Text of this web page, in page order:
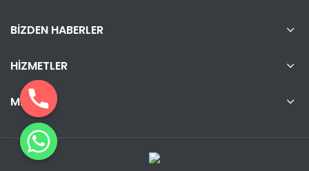
BIZDEN HABERLER
HIZMETLER
MENÜ